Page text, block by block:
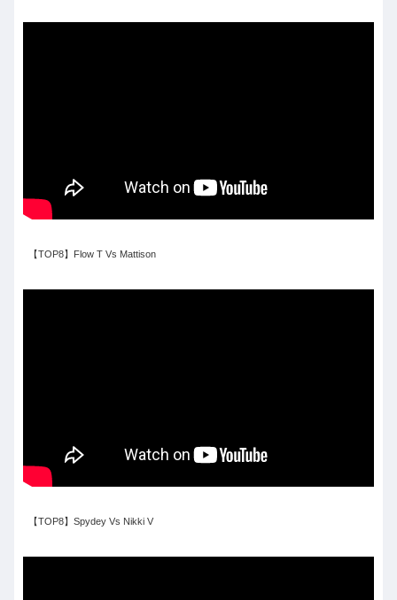
【TOP8】Flow T Vs Mattison
【TOP8】Spydey Vs Nikki V